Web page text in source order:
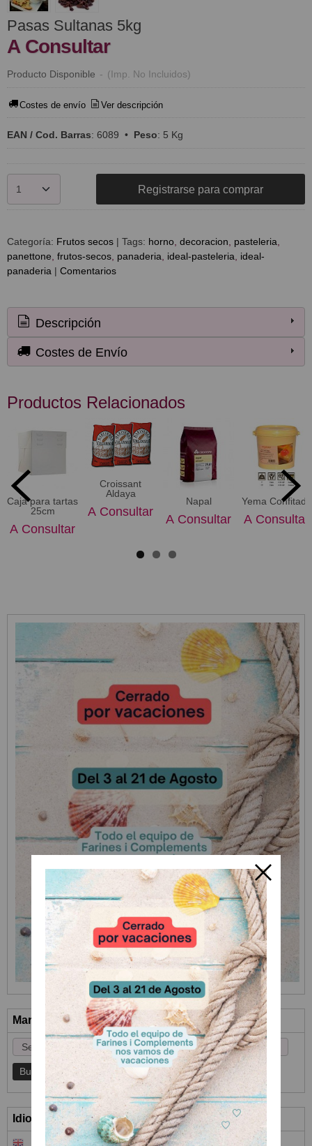
Marcas
Idioma
Pasas Sultanas 5kg
A Consultar
Producto Disponible - (Imp. No Incluidos)
Costes de envío Ver descripción
EAN / Cod. Barras: 6089 • Peso: 5 Kg
Registrarse para comprar
Categoría: Frutos secos | Tags: horno decoracion
pasteleria
panettone frutos-secos panaderia ideal-pasteleria
ideal-
panaderia | Comentarios
Descripción
Costes de Envío
Productos Relacionados
Caja para tartas
25cm
A Consultar
Croissant
Aldaya
A Consultar
Napal
A Consultar
Yema Confitada
A Consultar